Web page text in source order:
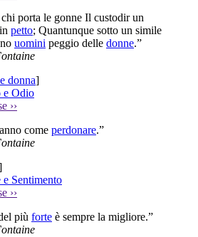
porta le gonne Il custodir un
in petto; Quantunque sotto un simile
uomini peggio delle donne.”
donna]
e Odio
››
come perdonare.”
e Sentimento
››
più forte è sempre la migliore.”